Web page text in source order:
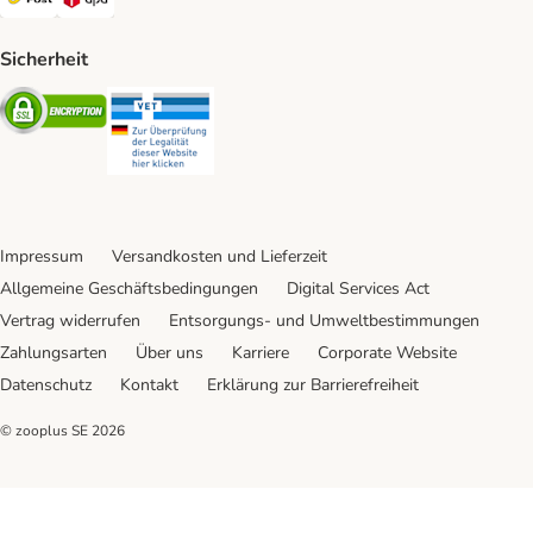
Sicherheit
Security
Impressum
Versandkosten und Lieferzeit
Allgemeine Geschäftsbedingungen
Digital Services Act
Vertrag widerrufen
Entsorgungs- und Umweltbestimmungen
Zahlungsarten
Über uns Karriere
Corporate Website
Datenschutz
Kontakt Erklärung zur Barrierefreiheit
© zooplus SE 2026